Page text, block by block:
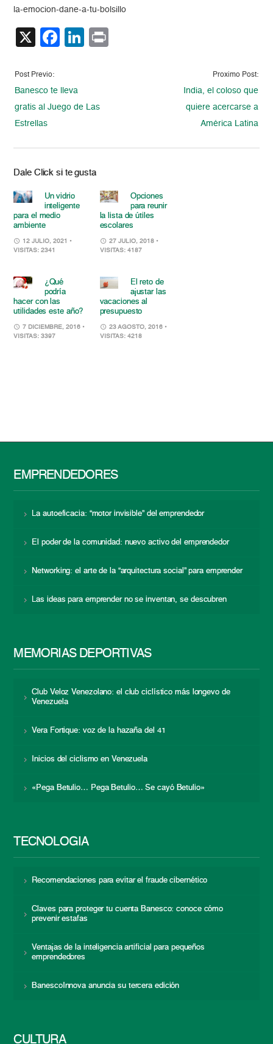
la-emocion-dane-a-tu-bolsillo
X Facebook
LinkedIn
Post Previo:
Banesco te lleva
gratis al Juego de Las
Estrellas
Proximo Post:
India, el coloso que
quiere acercarse a
América Latina
Dale Click si te gusta
Un vidrio
inteligente
para el medio
ambiente
12 JULIO, 2021 •
VISITAS: 2341
Opciones
para reunir
la lista de útiles
escolares
27 JULIO, 2018 •
VISITAS: 4187
¿Qué
podría
hacer con las
utilidades este año?
7 DICIEMBRE, 2016 •
VISITAS: 3397
El reto de
ajustar las
vacaciones al
presupuesto
23 AGOSTO, 2016 •
VISITAS: 4218
EMPRENDEDORES
La autoeficacia: “motor invisible” del emprendedor
El poder de la comunidad: nuevo activo del emprendedor
Networking: el arte de la “arquitectura social” para emprender
Las ideas para emprender no se inventan, se descubren
MEMORIAS DEPORTIVAS
Club Veloz Venezolano: el club ciclístico más longevo de
Venezuela
Vera Fortique: voz de la hazaña del 41
Inicios del ciclismo en Venezuela
«Pega Betulio… Pega Betulio… Se cayó Betulio»
TECNOLOGÍA
Recomendaciones para evitar el fraude cibernético
Claves para proteger tu cuenta Banesco: conoce cómo
prevenir estafas
Ventajas de la inteligencia artificial para pequeños
emprendedores
BanescoInnova anuncia su tercera edición
CULTURA